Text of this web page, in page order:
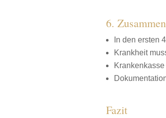
6.
In den ersten
Krankheit
Fazit